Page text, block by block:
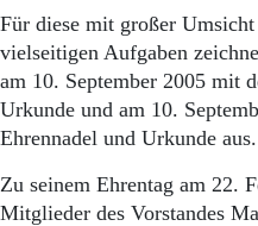
Für diese mit großer
vielseitigen Aufgaben
am 10. September 2005 mit
Urkunde und am 10.
Ehrennadel und Urkunde aus.
Zu seinem Ehrentag am 22.
Mitglieder des Vorstandes